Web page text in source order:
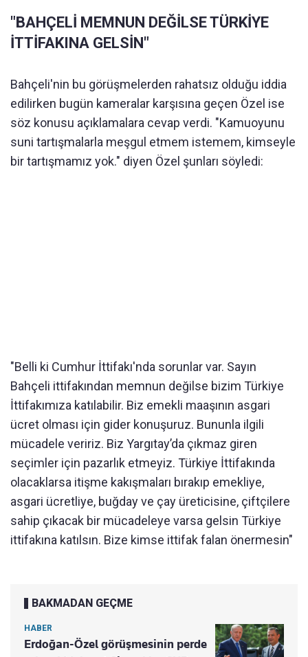
"BAHÇELİ MEMNUN DEĞİLSE TÜRKİYE
İTTİFAKINA GELSİN"
Bahçeli'nin bu görüşmelerden rahatsız olduğu iddia
edilirken bugün kameralar karşısına geçen Özel ise
söz konusu açıklamalara cevap verdi. "Kamuoyunu
suni tartışmalarla meşgul etmem istemem, kimseyle
bir tartışmamız yok." diyen Özel şunları söyledi:
"Belli ki Cumhur İttifakı'nda sorunlar var. Sayın
Bahçeli ittifakından memnun değilse bizim Türkiye
İttifakımıza katılabilir. Biz emekli maaşının asgari
ücret olması için gider konuşuruz. Bununla ilgili
mücadele veririz. Biz Yargıtay’da çıkmaz giren
seçimler için pazarlık etmeyiz. Türkiye İttifakında
olacaklarsa itişme kakışmaları bırakıp emekliye,
asgari ücretliye, buğday ve çay üreticisine, çiftçilere
sahip çıkacak bir mücadeleye varsa gelsin Türkiye
ittifakına katılsın. Bize kimse ittifak falan önermesin"
BAKMADAN GEÇME
HABER
Erdoğan-Özel görüşmesinin perde